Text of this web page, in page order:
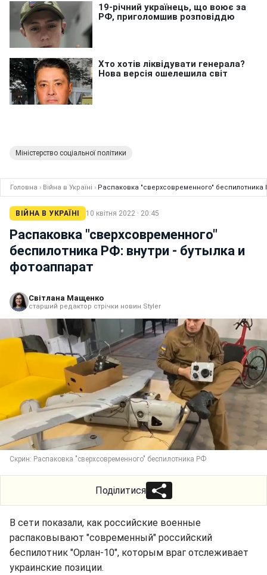
Міністерство соціальної політики
Головна › Війна в Україні › Распаковка "сверхсовременного" беспилотника
ВІЙНА В УКРАЇНІ 10 квітня 2022 · 20:45
Распаковка "сверхсовременного"
беспилотника РФ: внутри - бутылка и
фотоаппарат
Світлана Мащенко
старший редактор стрічки новин Styler
Скрин: Распаковка "сверхсовременного" беспилотника РФ
Поділитися
В сети показали, как российские военные
распаковывают "современный" российский
беспилотник "Орлан-10", которым враг отслеживает
украинские позиции.